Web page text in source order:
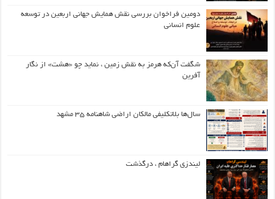
دومین فراخوان بررسی نقش همایش جهانی اربعین در توسعه
علوم انسانی
شگفت آن‌که هرمز به نقش زمین ، نماید چو «هشت» از نگار
آفرین
سال‌ها بلاتکلیفی مالکان اراضی شاهنامه ۳۵ مشهد
لیندزی گراهام ، درگذشت